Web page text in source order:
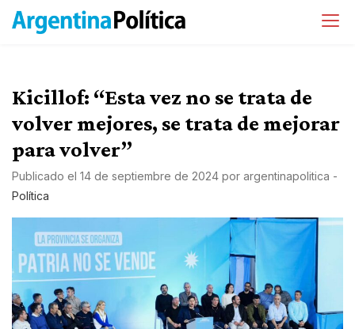
Kicillof: “Esta vez no se trata de
volver mejores, se trata de mejorar
para volver”
Publicado el 14 de septiembre de 2024 por argentinapolitica -
Política